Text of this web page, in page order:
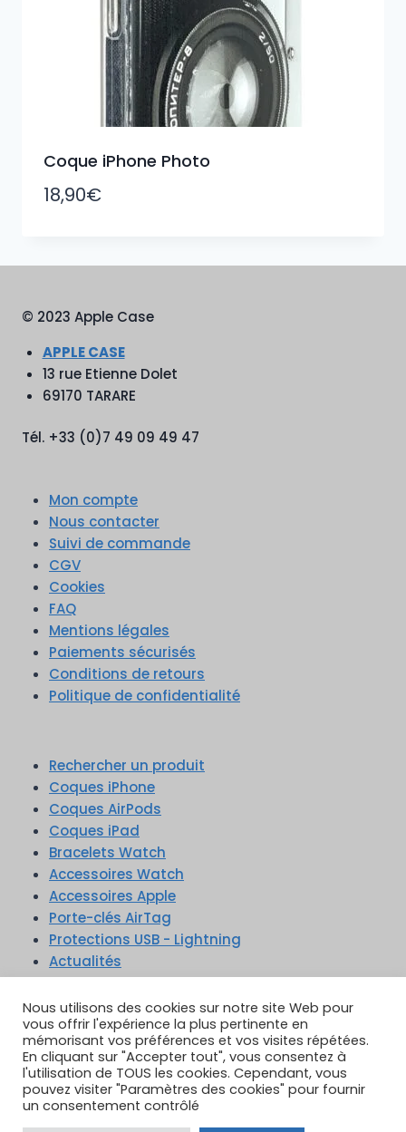
Coque iPhone Photo
18,90€
© 2023 Apple Case
APPLE CASE
13 rue Etienne Dolet
69170 TARARE
Tél. +33 (0)7 49 09 49 47
Mon compte
Nous contacter
Suivi de commande
CGV
Cookies
FAQ
Mentions légales
Paiements sécurisés
Conditions de retours
Politique de confidentialité
Rechercher un produit
Coques iPhone
Coques AirPods
Coques iPad
Bracelets Watch
Accessoires Watch
Accessoires Apple
Porte-clés AirTag
Protections USB - Lightning
Actualités
TikTok YouTube
Google Reviews
Instagram
Nous utilisons des cookies sur notre site Web pour
vous offrir l'expérience la plus pertinente en
mémorisant vos préférences et vos visites répétées.
En cliquant sur "Accepter tout", vous consentez à
l'utilisation de TOUS les cookies. Cependant, vous
pouvez visiter "Paramètres des cookies" pour fournir
un consentement contrôlé